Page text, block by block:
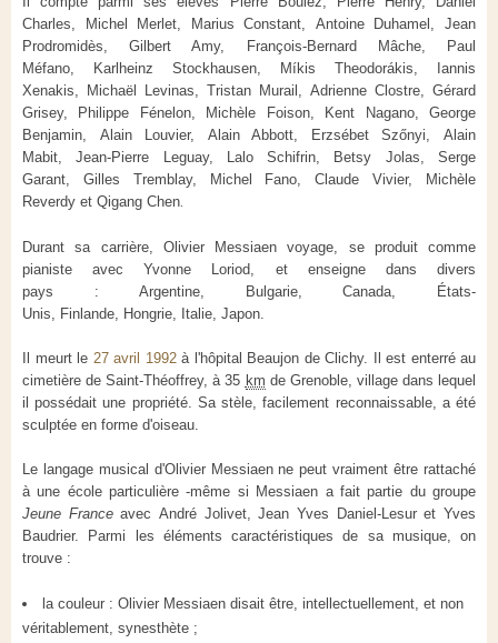
Charles, Michel Merlet, Marius Constant, Antoine Duhamel, Jean
Prodromidès, Gilbert Amy, François-Bernard Mâche, Paul
Méfano, Karlheinz Stockhausen, Míkis Theodorákis, Iannis
Xenakis, Michaël Levinas, Tristan Murail, Adrienne Clostre, Gérard
Grisey, Philippe Fénelon, Michèle Foison, Kent Nagano, George
Benjamin, Alain Louvier, Alain Abbott, Erzsébet Szőnyi, Alain
Mabit, Jean-Pierre Leguay, Lalo Schifrin, Betsy Jolas, Serge
Garant, Gilles Tremblay, Michel Fano, Claude Vivier, Michèle
Reverdy et Qigang Chen.
Durant sa carrière, Olivier Messiaen voyage, se produit comme
pianiste avec Yvonne Loriod, et enseigne dans divers
pays : Argentine, Bulgarie, Canada, États-
Unis, Finlande, Hongrie, Italie, Japon.
Il meurt le 27 avril 1992à l'hôpital Beaujon de Clichy. Il est enterré au
cimetière de Saint-Théoffrey, à 35 km de Grenoble, village dans lequel
il possédait une propriété. Sa stèle, facilement reconnaissable, a été
sculptée en forme d'oiseau.
Le langage musical d'Olivier Messiaen ne peut vraiment être rattaché
à une école particulière -même si Messiaen a fait partie du groupe
Jeune Franceavec André Jolivet, Jean Yves Daniel-Lesur et Yves
Baudrier. Parmi les éléments caractéristiques de sa musique, on
trouve :
la couleur : Olivier Messiaen disait être, intellectuellement, et non
véritablement, synesthète ;